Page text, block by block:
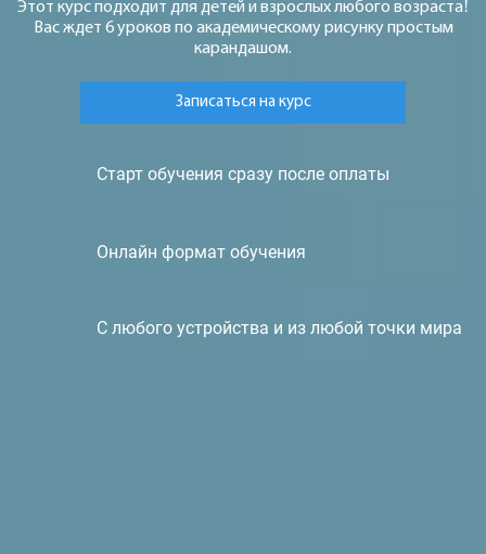
Этот курс подходит для детей и взрослых любого возраста!
Вас ждет 6 уроков по академическому рисунку простым
карандашом.
Записаться на курс
Старт обучения сразу после оплаты
Онлайн формат обучения
С любого устройства и из любой точки мира